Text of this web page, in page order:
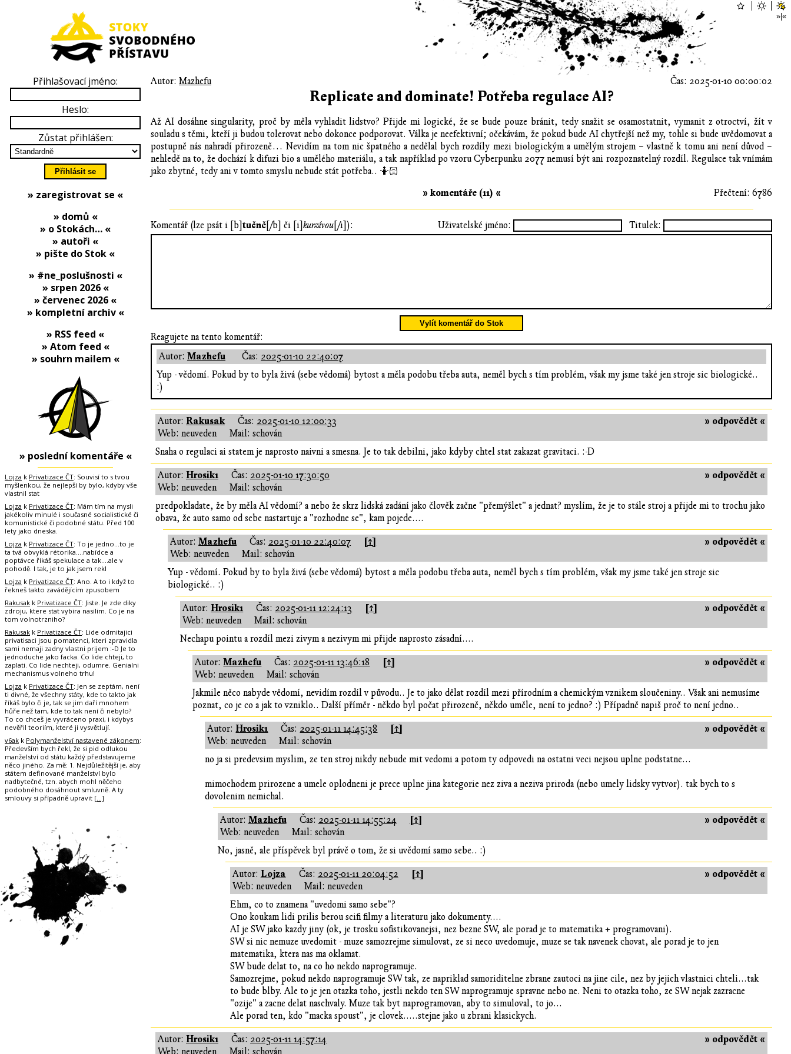
Autor: Mazhefu Čas: 2025-01-10 00:00:02
Replicate and dominate! Potřeba regulace AI?
Až AI dosáhne singularity, proč by měla vyhladit lidstvo? Přijde mi logické, že se bude pouze bránit, tedy snažit se osamostatnit, vymanit z otroctví, žít v
souladu s těmi, kteří ji budou tolerovat nebo dokonce podporovat. Válka je neefektivní; očekávám, že pokud bude AI chytřejší než my, tohle si bude uvědomovat a
postupně nás nahradí přirozeně… Nevidím na tom nic špatného a nedělal bych rozdíly mezi biologickým a umělým strojem – vlastně k tomu ani není důvod –
nehledě na to, že dochází k difuzi bio a umělého materiálu, a tak například po vzoru Cyberpunku 2077 nemusí být ani rozpoznatelný rozdíl. Regulace tak vnímám
jako zbytné, tedy ani v tomto smyslu nebude stát potřeba.. 🤷🏻
Přečtení: 6786
» komentáře (11) «
Uživatelské jméno: Titulek:
Komentář (lze psát i [b] tučně [/b] či [i] kurzívou [/i]):
Vylít komentář do Stok
Reagujete na tento komentář:
Autor: Mazhefu Čas: 2025-01-10 22:40:07
Yup - vědomí. Pokud by to byla živá (sebe vědomá) bytost a měla podobu třeba auta, neměl bych s tím problém, však my jsme také jen stroje sic biologické..
:)
» odpovědět «
Autor: Rakusak Čas: 2025-01-10 12:00:33
Web: neuveden
Mail: schován
Snaha o regulaci ai statem je naprosto naivni a smesna. Je to tak debilni, jako kdyby chtel stat zakazat gravitaci. :-D
» odpovědět «
Autor: Hrosik1 Čas: 2025-01-10 17:30:50
Web: neuveden
Mail: schován
predpokladate, že by měla AI vědomí? a nebo že skrz lidská zadání jako člověk začne "přemýšlet" a jednat? myslím, že je to stále stroj a přijde mi to trochu jako
obava, že auto samo od sebe nastartuje a "rozhodne se", kam pojede....
» odpovědět «
Autor:Mazhefu Čas: 2025-01-10 22:40:07 [↑]
Web: neuveden
Mail: schován
Yup - vědomí. Pokud by to byla živá (sebe vědomá) bytost a měla podobu třeba auta, neměl bych s tím problém, však my jsme také jen stroje sic
biologické.. :)
» odpovědět «
Autor:Hrosik1 Čas: 2025-01-11 12:24:13 [↑]
Web: neuveden
Mail: schován
Nechapu pointu a rozdíl mezi zivym a nezivym mi přijde naprosto zásadní....
» odpovědět «
Autor:Mazhefu Čas: 2025-01-11 13:46:18 [↑]
Web: neuveden
Mail: schován
Jakmile něco nabyde vědomí, nevidím rozdíl v původu.. Je to jako dělat rozdíl mezi přírodním a chemickým vznikem sloučeniny.. Však ani nemusíme
poznat, co je co a jak to vzniklo.. Další příměr - někdo byl počat přirozeně, někdo uměle, není to jedno? :) Případně napiš proč to není jedno..
» odpovědět «
Autor:Hrosik1 Čas: 2025-01-11 14:45:38 [↑]
Web: neuveden
Mail: schován
no ja si predevsim myslim, ze ten stroj nikdy nebude mit vedomi a potom ty odpovedi na ostatni veci nejsou uplne podstatne...
mimochodem prirozene a umele oplodneni je prece uplne jina kategorie nez ziva a neziva priroda (nebo umely lidsky vytvor). tak bych to s
dovolenim nemichal.
» odpovědět «
Autor: Mazhefu Čas: 2025-01-11 14:55:24 [↑]
Web: neuveden
Mail: schován
No, jasně, ale příspěvek byl právě o tom, že si uvědomí samo sebe.. :)
» odpovědět «
Autor: Lojza Čas: 2025-01-11 20:04:52 [↑]
Web: neuveden
Mail: neuveden
Ehm, co to znamena "uvedomi samo sebe"?
Ono koukam lidi prilis berou scifi filmy a literaturu jako dokumenty....
AI je SW jako kazdy jiny (ok, je trosku sofistikovanejsi, nez bezne SW, ale porad je to matematika + programovani).
SW si nic nemuze uvedomit - muze samozrejme simulovat, ze si neco uvedomuje, muze se tak navenek chovat, ale porad je to jen
matematika, ktera nas ma oklamat.
SW bude delat to, na co ho nekdo naprogramuje.
Samozrejme, pokud nekdo naprogramuje SW tak, ze napriklad samoriditelne zbrane zautoci na jine cile, nez by jejich vlastnici chteli...tak
to bude blby. Ale to je jen otazka toho, jestli nekdo ten SW naprogramuje spravne nebo ne. Neni to otazka toho, ze SW nejak zazracne
"ozije" a zacne delat naschvaly. Muze tak byt naprogramovan, aby to simuloval, to jo...
Ale porad ten, kdo "macka spoust", je clovek.....stejne jako u zbrani klasickych.
» odpovědět «
Autor: Hrosik1 Čas: 2025-01-11 14:57:14
Přihlašovací jméno:
Heslo:
Zůstat přihlášen:
» zaregistrovat se «
» domů «
» o Stokách… «
» autoři «
» pište do Stok «
» #ne_poslušnosti «
» srpen 2026 «
» červenec 2026 «
» kompletní archiv «
» RSS feed «
» Atom feed «
» souhrn mailem «
» poslední komentáře «
Lojza k Privatizace ČT: Souvisí to s tvou
myšlenkou, že nejlepší by bylo, kdyby vše
vlastnil stat
Lojza k Privatizace ČT: Mám tím na mysli
jakékoliv minulé i současné socialistické či
komunistické či podobné státu. Před 100
lety jako dneska.
Lojza k Privatizace ČT: To je jedno...to je
ta tvá obvyklá rétorika....nabídce a
poptávce říkáš spekulace a tak....ale v
pohodě. I tak, je to jak jsem rekl
Lojza k Privatizace ČT: Ano. A to i když to
řekneš takto zavádějícím zpusobem
Rakusak k Privatizace ČT: Jiste. Je zde diky
zdroju, ktere stat vybira nasilim. Co je na
tom volnotrzniho?
Rakusak k Privatizace ČT: Lide odmitajici
privatisaci jsou pomatenci, kteri zpravidla
sami nemaji zadny vlastni prijem :-D Je to
jednoduche jako facka. Co lide chteji, to
zaplati. Co lide nechteji, odumre. Genialni
mechanismus volneho trhu!
Lojza k Privatizace ČT: Jen se zeptám, není
ti divné, že všechny státy, kde to takto jak
říkáš bylo či je, tak se jim daří mnohem
hůře než tam, kde to tak není či nebylo?
To co chceš je vyvráceno praxi, i kdybys
nevěřil teoriím, které ji vysvětlují.
v6ak k Polymanželství nastavené zákonem:
Především bych řekl, že si pid odlukou
manželství od státu každý představujeme
něco jiného. Za mě: 1. Nejdůležitější je, aby
státem definované manželství bylo
nadbytečné, tzn. abych mohl něčeho
podobného dosáhnout smluvně. A ty
smlouvy si případně upravit […]